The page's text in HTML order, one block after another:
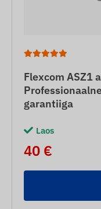
Flexcom ASZ1
garantiiga
Laos
40 €